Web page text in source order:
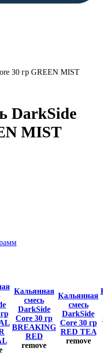
30 гр GREEN MIST
DarkSide
MIST
Кальянная
смесь
DarkSide
Core 30 гр
BREAKING
RED
remove
Кальянная
смесь
DarkSide
Core 30 гр
RED TEA
remove